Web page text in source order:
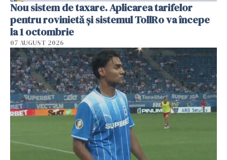
Nou sistem de taxare. Aplicarea tarifelor
pentru rovinietă şi sistemul TollRo va începe
la 1 octombrie
07 AUGUST 2026